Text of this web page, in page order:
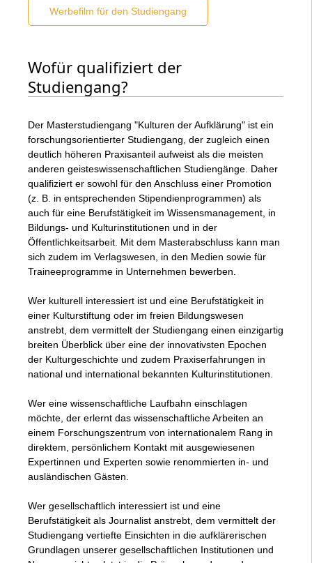
Werbefilm für den Studiengang
Wofür qualifiziert der
Studiengang?
Der Masterstudiengang "Kulturen der Aufklärung" ist ein
forschungsorientierter Studiengang, der zugleich einen
deutlich höheren Praxisanteil aufweist als die meisten
anderen geisteswissenschaftlichen Studiengänge. Daher
qualifiziert er sowohl für den Anschluss einer Promotion
(z. B. in entsprechenden Stipendienprogrammen) als
auch für eine Berufstätigkeit im Wissensmanagement, in
Bildungs- und Kulturinstitutionen und in der
Öffentlichkeitsarbeit. Mit dem Masterabschluss kann man
sich zudem im Verlagswesen, in den Medien sowie für
Traineeprogramme in Unternehmen bewerben.
Wer kulturell interessiert ist und eine Berufstätigkeit in
einer Kulturstiftung oder im freien Bildungswesen
anstrebt, dem vermittelt der Studiengang einen einzigartig
breiten Überblick über eine der innovativsten Epochen
der Kulturgeschichte und zudem Praxiserfahrungen in
national und international bekannten Kulturinstitutionen.
Wer eine wissenschaftliche Laufbahn einschlagen
möchte, der erlernt das wissenschaftliche Arbeiten an
einem Forschungszentrum von internationalem Rang in
direktem, persönlichem Kontakt mit ausgewiesenen
Expertinnen und Experten sowie renommierten in- und
ausländischen Gästen.
Wer gesellschaftlich interessiert ist und eine
Berufstätigkeit als Journalist anstrebt, dem vermittelt der
Studiengang vertiefte Einsichten in die aufklärerischen
Grundlagen unserer gesellschaftlichen Institutionen und